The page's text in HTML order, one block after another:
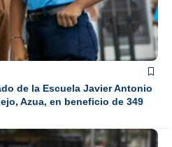
de la Escuela Javier Antonio
Azua, en beneficio de 349